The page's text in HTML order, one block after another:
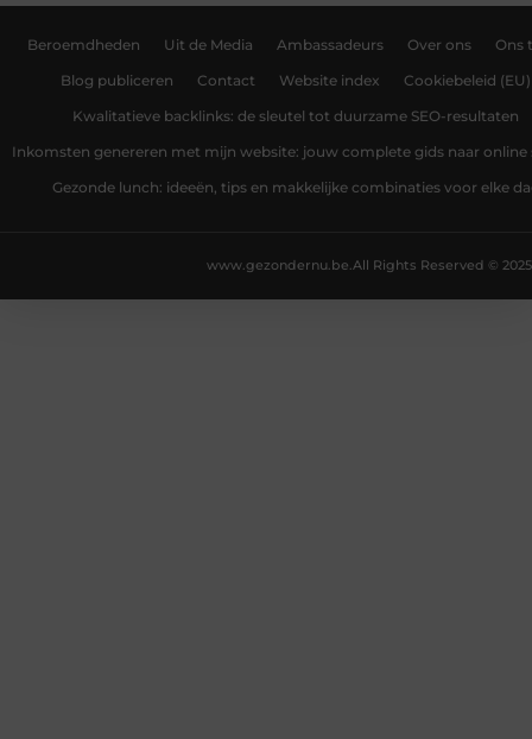
Beroemdheden Uit de Media Ambassadeurs Over ons Ons
Blog publiceren Contact Website index Cookiebeleid (EU)
Kwalitatieve backlinks: de sleutel tot duurzame SEO-resultaten
Inkomsten genereren met mijn website: jouw complete gids naar online
Gezonde lunch: ideeën, tips en makkelijke combinaties voor elke
All Rights Reserved © 2025
www.gezondernu.be.